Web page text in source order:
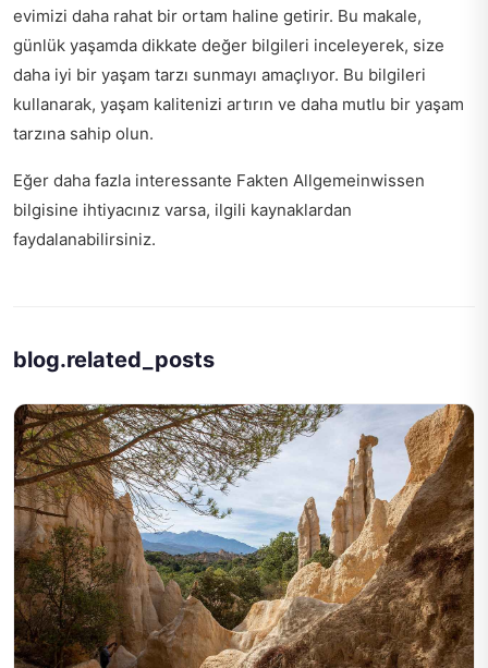
evimizi daha rahat bir ortam haline getirir. Bu makale,
günlük yaşamda dikkate değer bilgileri inceleyerek, size
daha iyi bir yaşam tarzı sunmayı amaçlıyor. Bu bilgileri
kullanarak, yaşam kalitenizi artırın ve daha mutlu bir yaşam
tarzına sahip olun.
Eğer daha fazla interessante Fakten Allgemeinwissen
bilgisine ihtiyacınız varsa, ilgili kaynaklardan
faydalanabilirsiniz.
blog.related_posts